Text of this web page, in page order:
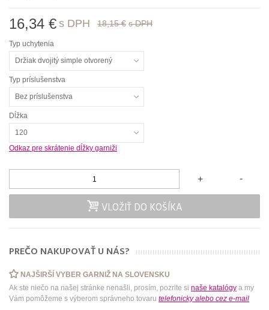
16,34 € s DPH 18,15 € s DPH
Typ uchytenia
Držiak dvojitý simple otvorený
Typ príslušenstva
Bez príslušenstva
Dĺžka
120
Odkaz pre skrátenie dĺžky garniži
-
+
VLOŽIŤ DO KOŠÍKA
PREČO NAKUPOVAŤ U NÁS?
NAJŠIRŠÍ VYBER GARNIŽ NA SLOVENSKU
Ak ste niečo na našej stránke nenašli, prosím, pozrite si naše katalógy a my
Vám pomôžeme s výberom správneho tovaru telefonicky alebo cez e-mail